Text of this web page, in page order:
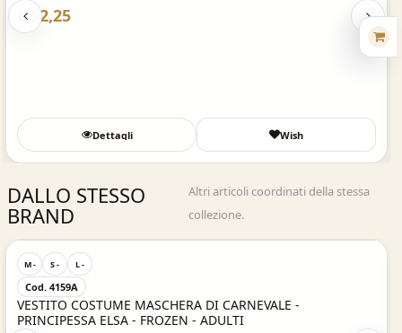
€ 52,25
Dettagli Wish
DALLO STESSO
BRAND
Altri articoli coordinati della stessa
collezione.
Acquisto Veloce
M - S - L -
Cod. 4159A
VESTITO COSTUME MASCHERA DI CARNEVALE -
PRINCIPESSA ELSA - FROZEN - ADULTI